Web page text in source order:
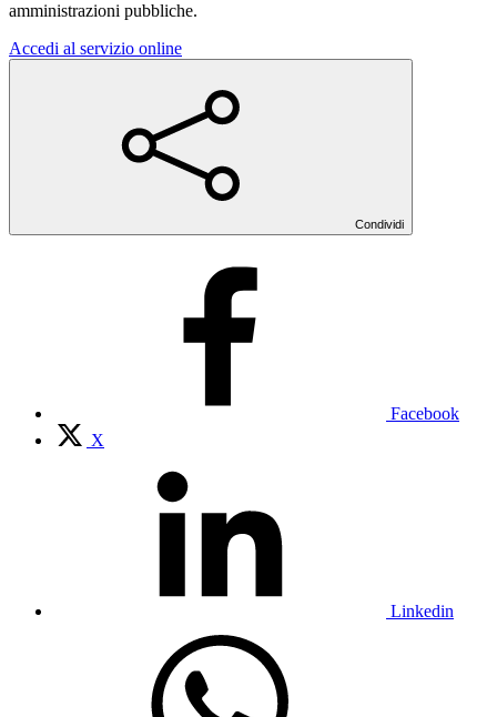
amministrazioni pubbliche.
Accedi al servizio online
Condividi
Facebook
X
Linkedin